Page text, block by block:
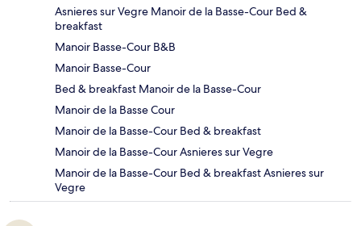
Asnieres sur Vegre Manoir de la Basse-Cour Bed &
breakfast
Manoir Basse-Cour B&B
Manoir Basse-Cour
Bed & breakfast Manoir de la Basse-Cour
Manoir de la Basse Cour
Manoir de la Basse-Cour Bed & breakfast
Manoir de la Basse-Cour Asnieres sur Vegre
Manoir de la Basse-Cour Bed & breakfast Asnieres sur
Vegre